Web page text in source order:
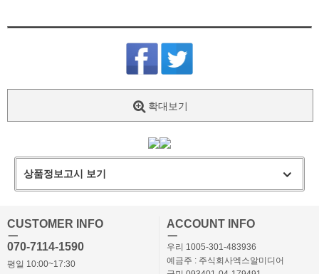
확대보기
상품정보고시 보기
CUSTOMER INFO
ㅡ
070-7114-1590
평일 10:00~17:30
ACCOUNT INFO
ㅡ
우리 1005-301-483936
예금주 : 주식회사엑스알미디어